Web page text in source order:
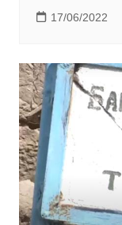
17/06/2022